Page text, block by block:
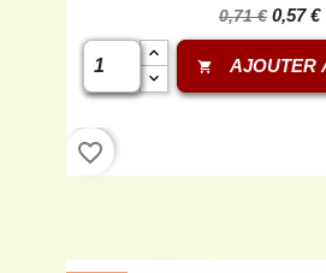
0,71 € 0,57 €
shopping_cart AJOUTER
favorite_border